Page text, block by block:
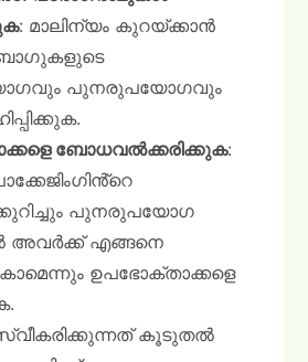
: മാലിന്യം കുറയ്ക്കാൻ
ബാഗുകളുടെ
പുനരുപയോഗവും
ബോധവൽക്കരിക്കുക:
പുനരുപയോഗ
അവർക്ക് എങ്ങനെ
ഉപഭോക്താക്കളെ
കൂടുതൽ